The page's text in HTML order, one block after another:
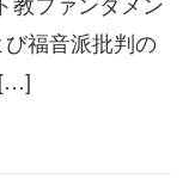
福音派批判の